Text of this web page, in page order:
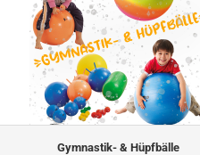
Gymnastik- & Hüpfbälle